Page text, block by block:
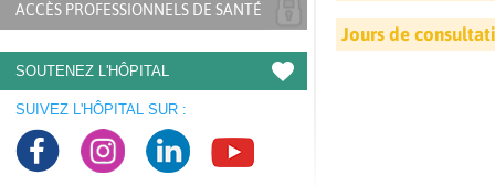
ACCÈS PROFESSIONNELS DE SANTÉ
SOUTENEZ L'HÔPITAL
SUIVEZ L'HÔPITAL SUR :
Jours de